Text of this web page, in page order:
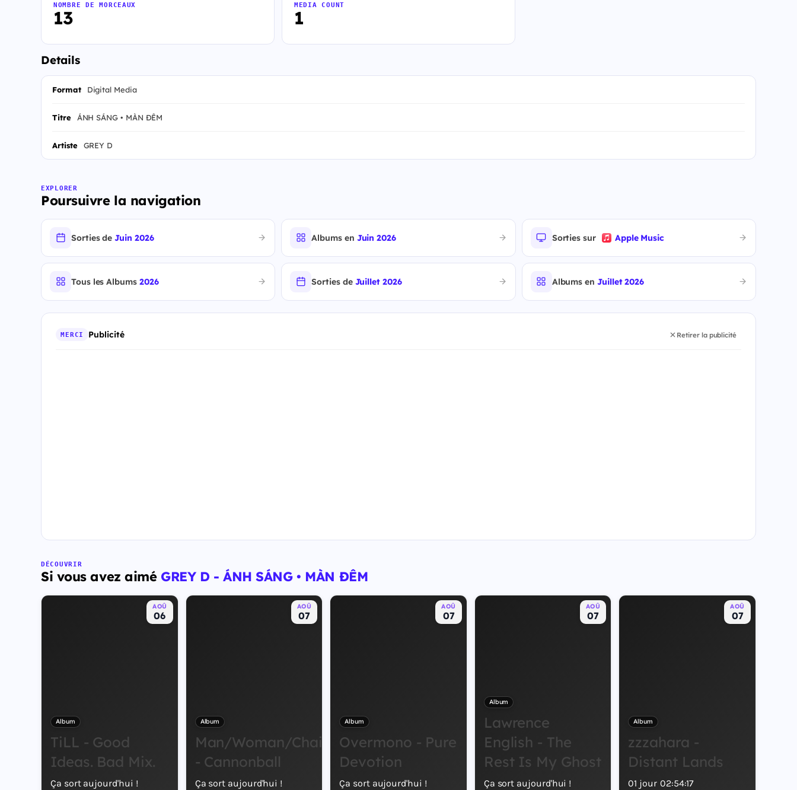
13
NOMBRE DE MORCEAUX
1
MEDIA COUNT
Details
Format Digital Media
Titre ÁNH SÁNG • MÀN ĐÊM
Artiste GREY D
EXPLORER
Poursuivre la navigation
Sorties deJuin 2026 Albums en Juin 2026 Sorties sur Apple Music
Tous les Albums 2026 Sorties de Juillet 2026 Albums en Juillet 2026
MERCI Publicité Retirer la publicité
DÉCOUVRIR
Si vous avez aimé GREY D - ÁNH SÁNG • MÀN ĐÊM
AOÛ
06
Album
TiLL - Good
Ideas. Bad Mix.
Ça sort aujourd'hui !
AOÛ
07
Album
Man/Woman/Chainsaw
- Cannonball
Ça sort aujourd'hui !
AOÛ
07
Album
Overmono - Pure
Devotion
Ça sort aujourd'hui !
AOÛ
07
Album
Lawrence
English - The
Rest Is My Ghost
Ça sort aujourd'hui !
AOÛ
07
Album
zzzahara -
Distant Lands
01 jour 02:54:16